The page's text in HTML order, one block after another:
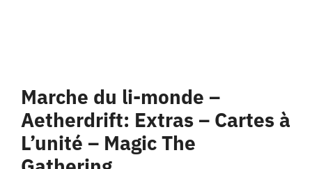
Marche du li-monde –
Aetherdrift: Extras – Cartes à
L’unité – Magic The